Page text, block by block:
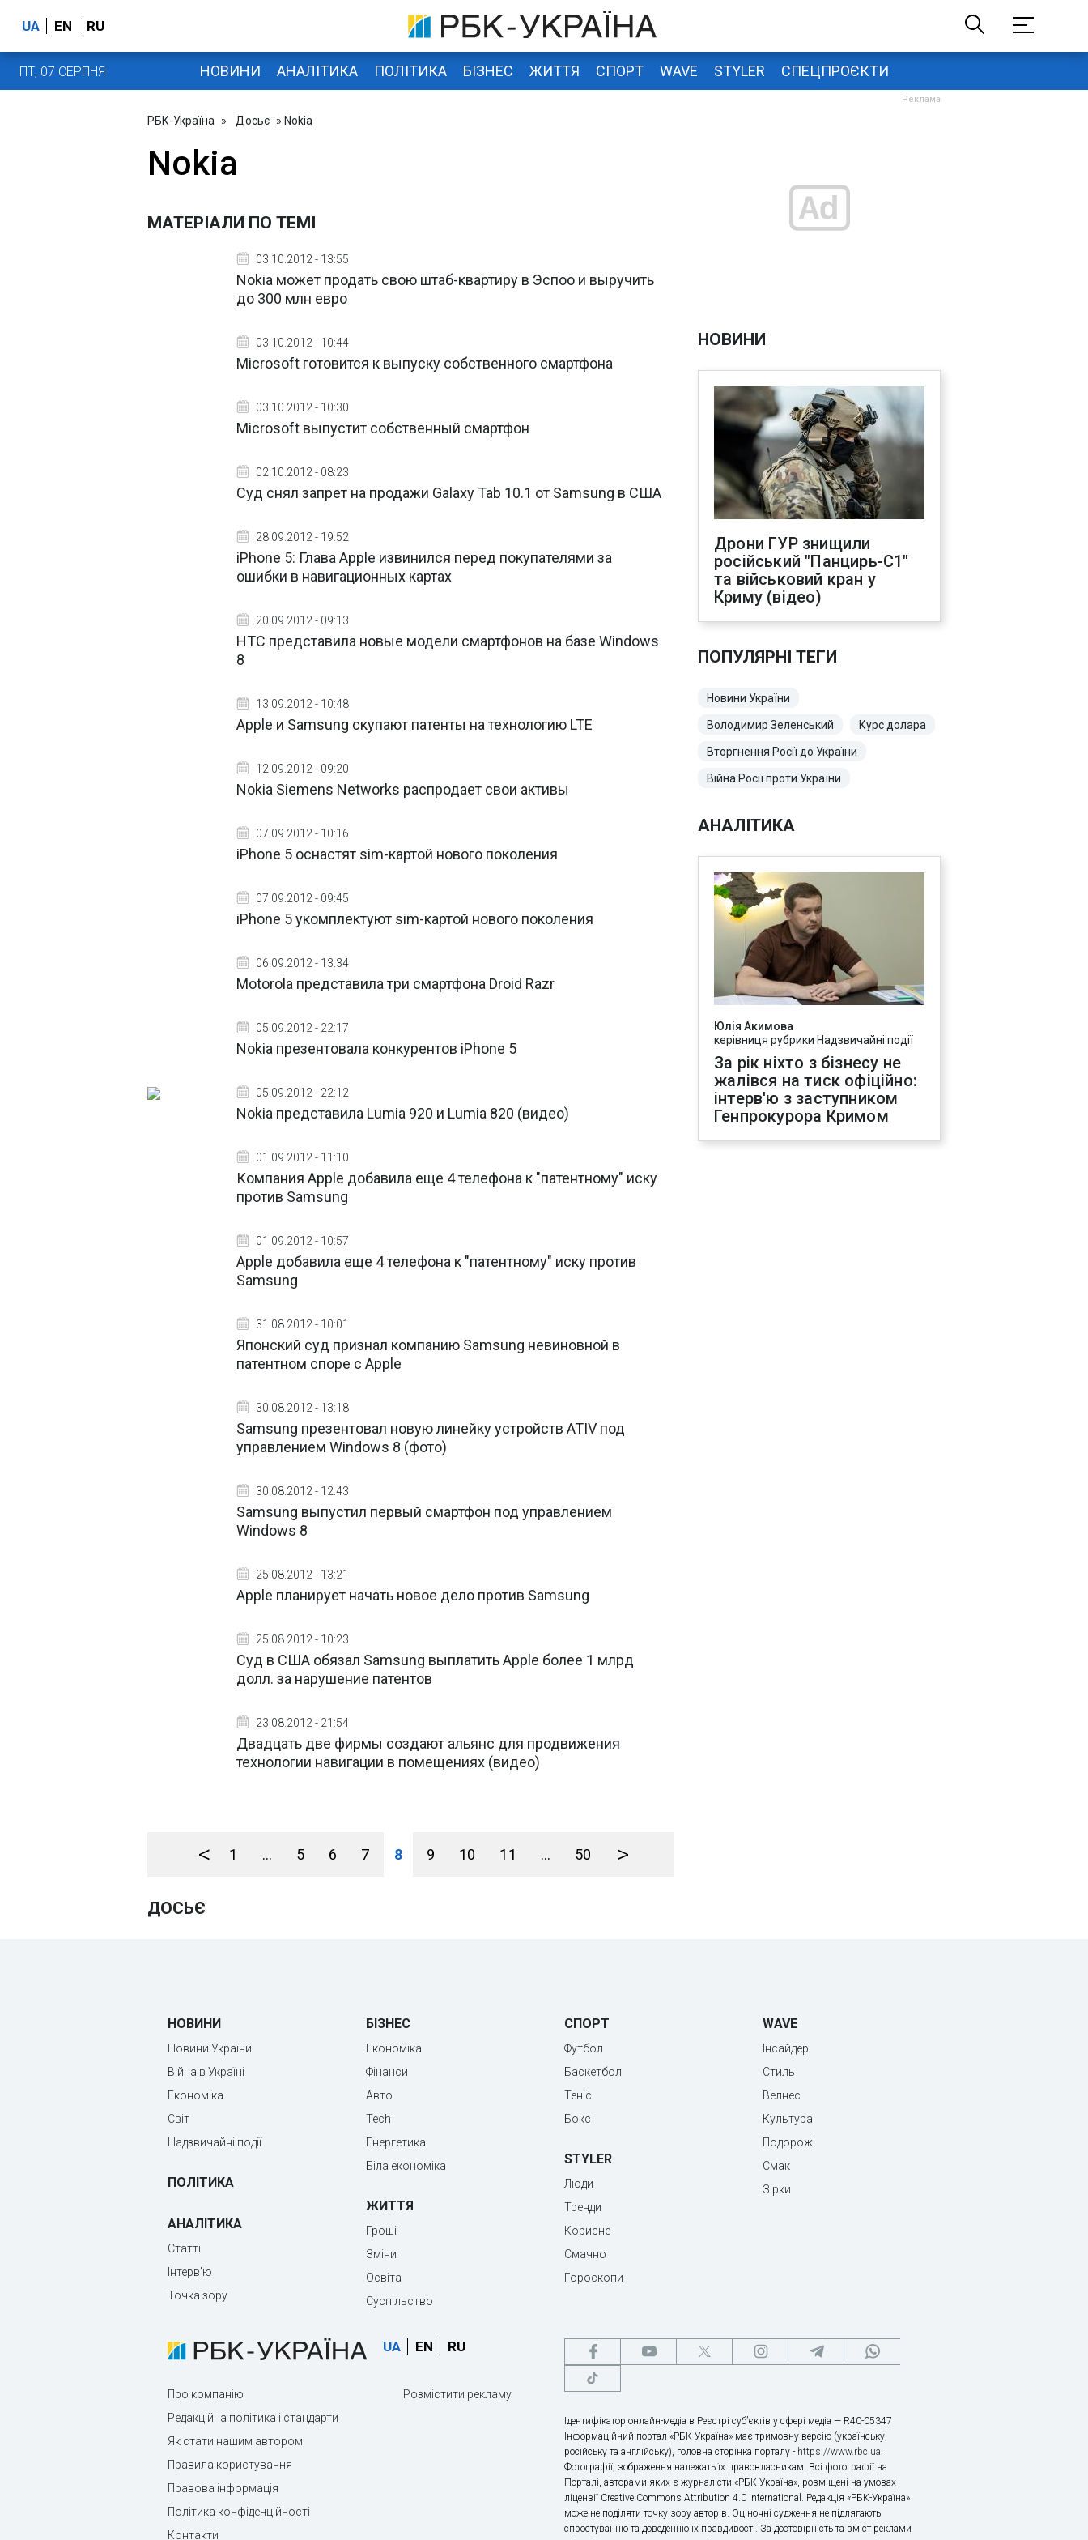
UA EN RU
ПТ, 07 СЕРПНЯ НОВИНИ АНАЛІТИКА ПОЛІТИКА БІЗНЕС ЖИТТЯ СПОРТ WAVE STYLER СПЕЦПРОЄКТИ
РБК-Україна » Досьє » Nokia
Nokia
МАТЕРІАЛИ ПО ТЕМІ
03.10.2012 - 13:55
Nokia может продать свою штаб-квартиру в Эспоо и выручить
до 300 млн евро
03.10.2012 - 10:44
Microsoft готовится к выпуску собственного смартфона
03.10.2012 - 10:30
Microsoft выпустит собственный смартфон
02.10.2012 - 08:23
Суд снял запрет на продажи Galaxy Tab 10.1 от Samsung в США
28.09.2012 - 19:52
iPhone 5: Глава Apple извинился перед покупателями за
ошибки в навигационных картах
20.09.2012 - 09:13
HTC представила новые модели смартфонов на базе Windows
8
13.09.2012 - 10:48
Apple и Samsung скупают патенты на технологию LTE
12.09.2012 - 09:20
Nokia Siemens Networks распродает свои активы
07.09.2012 - 10:16
iPhone 5 оснастят sim-картой нового поколения
07.09.2012 - 09:45
iPhone 5 укомплектуют sim-картой нового поколения
06.09.2012 - 13:34
Motorola представила три смартфона Droid Razr
05.09.2012 - 22:17
Nokia презентовала конкурентов iPhone 5
05.09.2012 - 22:12
Nokia представила Lumia 920 и Lumia 820 (видео)
01.09.2012 - 11:10
Компания Apple добавила еще 4 телефона к "патентному" иску
против Samsung
01.09.2012 - 10:57
Apple добавила еще 4 телефона к "патентному" иску против
Samsung
31.08.2012 - 10:01
Японский суд признал компанию Samsung невиновной в
патентном споре с Apple
30.08.2012 - 13:18
Samsung презентовал новую линейку устройств ATIV под
управлением Windows 8 (фото)
30.08.2012 - 12:43
Samsung выпустил первый смартфон под управлением
Windows 8
25.08.2012 - 13:21
Apple планирует начать новое дело против Samsung
25.08.2012 - 10:23
Суд в США обязал Samsung выплатить Apple более 1 млрд
долл. за нарушение патентов
23.08.2012 - 21:54
Двадцать две фирмы создают альянс для продвижения
технологии навигации в помещениях (видео)
< 1 ... 5 6 7 8 9 10 11 ... 50 >
ДОСЬЄ
НОВИНИ
Дрони ГУР знищили
російський "Панцирь-С1"
та військовий кран у
Криму (відео)
ПОПУЛЯРНІ ТЕГИ
Новини України
Володимир Зеленський Курс долара
Вторгнення Росії до України
Війна Росії проти України
АНАЛІТИКА
Юлія Акимова
керівниця рубрики Надзвичайні події
За рік ніхто з бізнесу не
жалівся на тиск офіційно:
інтерв'ю з заступником
Генпрокурора Кримом
НОВИНИ
Новини України
Війна в Україні
Економіка
Світ
Надзвичайні події
ПОЛІТИКА
АНАЛІТИКА
Статті
Інтерв'ю
Точка зору
БІЗНЕС
Економіка
Фінанси
Авто
Tech
Енергетика
Біла економіка
ЖИТТЯ
Гроші
Зміни
Освіта
Суспільство
СПОРТ
Футбол
Баскетбол
Теніс
Бокс
STYLER
Люди
Тренди
Корисне
Смачно
Гороскопи
WAVE
Інсайдер
Стиль
Велнес
Культура
Подорожі
Смак
Зірки
UA EN RU
Про компанію
Редакційна політика і стандарти
Як стати нашим автором
Правила користування
Правова інформація
Політика конфіденційності
Контакти
Розмістити рекламу
Ідентифікатор онлайн-медіа в Реєстрі суб’єктів у сфері медіа — R40-05347
Інформаційний портал «РБК-Україна» має тримовну версію (українську,
російську та англійську), головна сторінка порталу - https://www.rbc.ua.
Фотографії, зображення належать їх правовласникам. Всі фотографії на
Порталі, авторами яких є журналісти «РБК-Україна», розміщені на умовах
ліцензії Creative Commons Attribution 4.0 International. Редакція «РБК-Україна»
може не поділяти точку зору авторів. Оціночні судження не підлягають
спростуванню та доведенню їх правдивості. За достовірність та зміст реклами